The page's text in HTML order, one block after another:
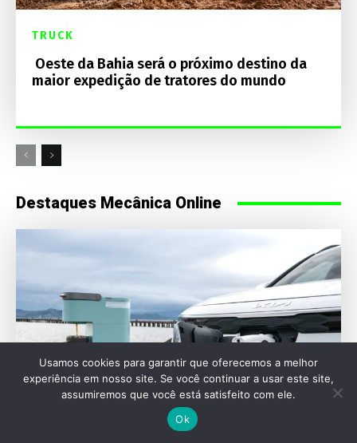
TRUCK
Oeste da Bahia será o próximo destino da
maior expedição de tratores do mundo
Destaques Mecânica Online
Usamos cookies para garantir que oferecemos a melhor
experiência em nosso site. Se você continuar a usar este site,
assumiremos que você está satisfeito com ele.
Ok